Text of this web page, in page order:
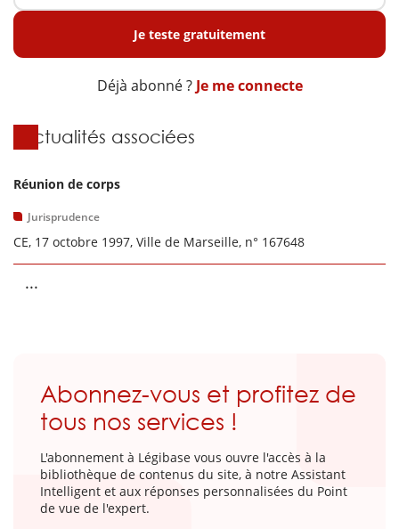
Je teste gratuitement
Déjà abonné ? Je me connecte
Actualités associées
Réunion de corps
Jurisprudence
CE, 17 octobre 1997, Ville de Marseille, n° 167648
...
Abonnez-vous et profitez de
tous nos services !
L'abonnement à Légibase vous ouvre l'accès à la
bibliothèque de contenus du site, à notre Assistant
Intelligent et aux réponses personnalisées du Point
de vue de l'expert.